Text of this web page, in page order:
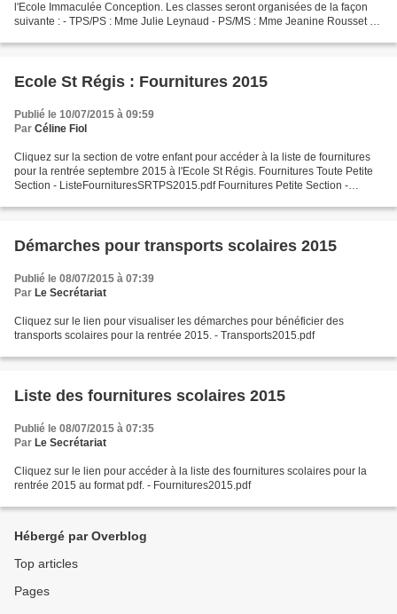
l'Ecole Immaculée Conception. Les classes seront organisées de la façon
suivante : - TPS/PS : Mme Julie Leynaud - PS/MS : Mme Jeanine Rousset -
Ecole St Régis : Fournitures 2015
Publié le 10/07/2015 à 09:59
Par Céline Fiol
Cliquez sur la section de votre enfant pour accéder à la liste de fournitures
pour la rentrée septembre 2015 à l'Ecole St Régis. Fournitures Toute Petite
Section - ListeFournituresSRTPS2015.pdf Fournitures Petite Section -
Démarches pour transports scolaires 2015
Publié le 08/07/2015 à 07:39
Par Le Secrétariat
Cliquez sur le lien pour visualiser les démarches pour bénéficier des
transports scolaires pour la rentrée 2015. - Transports2015.pdf
Liste des fournitures scolaires 2015
Publié le 08/07/2015 à 07:35
Par Le Secrétariat
Cliquez sur le lien pour accéder à la liste des fournitures scolaires pour la
rentrée 2015 au format pdf. - Fournitures2015.pdf
Hébergé par Overblog
Top articles
Pages